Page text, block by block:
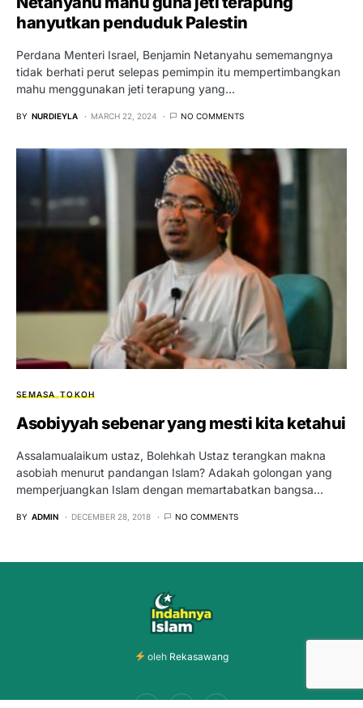
hanyutkan penduduk Palestin
Perdana Menteri Israel, Benjamin Netanyahu sememangnya
tidak berhati perut selepas pemimpin itu mempertimbangkan
mahu menggunakan jeti terapung yang…
BY NURDIEYLA MARCH 22, 2024 NO COMMENTS
SEMASA TOKOH
Asobiyyah sebenar yang mesti kita ketahui
Assalamualaikum ustaz, Bolehkah Ustaz terangkan makna
asobiah menurut pandangan Islam? Adakah golongan yang
memperjuangkan Islam dengan memartabatkan bangsa…
BY ADMIN DECEMBER 28, 2018 NO COMMENTS
oleh Rekasawang